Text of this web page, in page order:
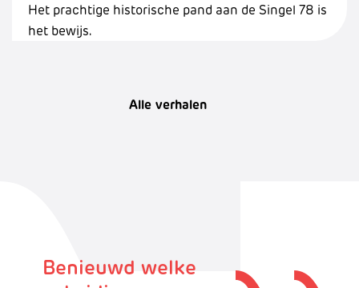
Het prachtige historische pand aan de Singel 78 is
het bewijs.
Alle verhalen
Benieuwd welke